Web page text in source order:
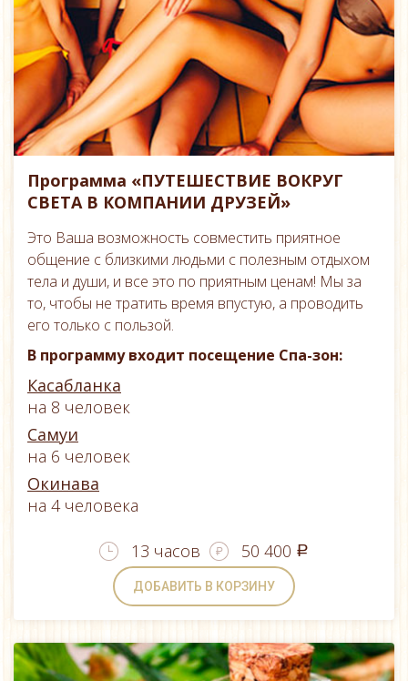
Программа «ПУТЕШЕСТВИЕ ВОКРУГ
СВЕТА В КОМПАНИИ ДРУЗЕЙ»
Это Ваша возможность совместить приятное
общение с близкими людьми с полезным отдыхом
тела и души, и все это по приятным ценам! Мы за
то, чтобы не тратить время впустую, а проводить
его только с пользой.
В программу входит посещение Спа-зон:
Касабланка
на 8 человек
Самуи
на 6 человек
Окинава
на 4 человека
13 часов 50 400 a
ДОБАВИТЬ В КОРЗИНУ